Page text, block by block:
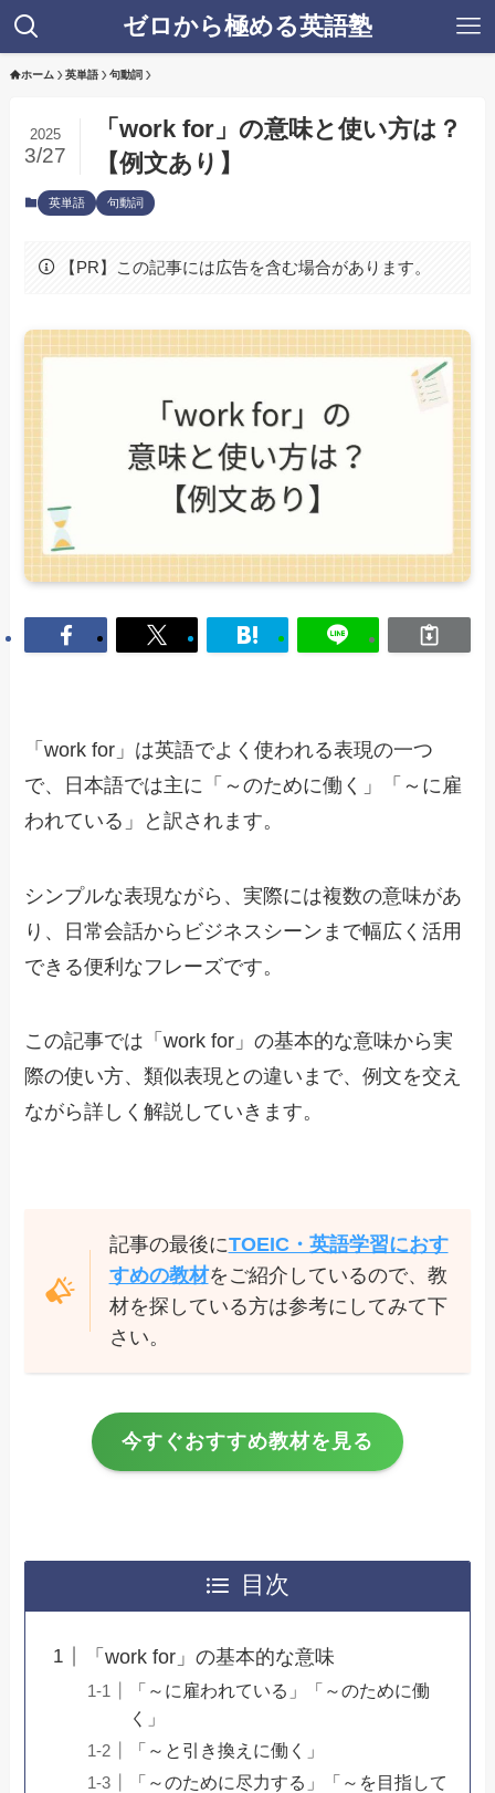
ゼロから極める英語塾
ホーム 英単語 句動詞
「work for」の意味と使い方は？
【例文あり】
2025
3/27
英単語 句動詞
【PR】この記事には広告を含む場合があります。
「work for」は英語でよく使われる表現の一つ
で、日本語では主に「～のために働く」「～に雇
われている」と訳されます。
シンプルな表現ながら、実際には複数の意味があ
り、日常会話からビジネスシーンまで幅広く活用
できる便利なフレーズです。
この記事では「work for」の基本的な意味から実
際の使い方、類似表現との違いまで、例文を交え
ながら詳しく解説していきます。
記事の最後にTOEIC・英語学習におす
すめの教材をご紹介しているので、教
材を探している方は参考にしてみて下
さい。
今すぐおすすめ教材を見る
目次
「work for」の基本的な意味
「～に雇われている」「～のために働
く」
「～と引き換えに働く」
「～のために尽力する」「～を目指して